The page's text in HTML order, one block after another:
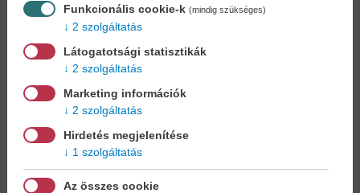
Rejtvénykönyv -
Dinók nagy...
13,90 €11,90 €
Funkcionális cookie-k (mindig szükséges)
2 szolgáltatás
Látogatotsági statisztikák
2 szolgáltatás
Marketing információk
2 szolgáltatás
Hirdetés megjelenítése
1 szolgáltatás
Az összes cookie